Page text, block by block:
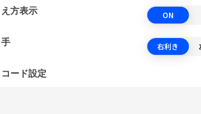
方表示 ON
右利き
ード設定